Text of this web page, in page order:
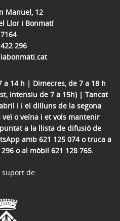
Manuel, 12
Llor i Bonmatí
296
14 h | Dimecres, de 7 a 18 h
intensiu de 7 a 15h) | Tancat
i i el dilluns de la segona
o veïna i et vols mantenir
a la llista de difusió de
amb 621 125 074 o truca a
o al mòbil 621 128 765.
suport de: